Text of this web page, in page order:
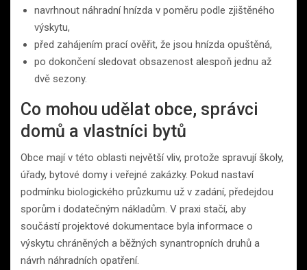
navrhnout náhradní hnízda v poměru podle zjištěného
výskytu,
před zahájením prací ověřit, že jsou hnízda opuštěná,
po dokončení sledovat obsazenost alespoň jednu až
dvě sezony.
Co mohou udělat obce, správci
domů a vlastníci bytů
Obce mají v této oblasti největší vliv, protože spravují školy,
úřady, bytové domy i veřejné zakázky. Pokud nastaví
podmínku biologického průzkumu už v zadání, předejdou
sporům i dodatečným nákladům. V praxi stačí, aby
součástí projektové dokumentace byla informace o
výskytu chráněných a běžných synantropních druhů a
návrh náhradních opatření.